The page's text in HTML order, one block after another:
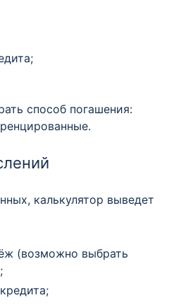
способ погашения:
калькулятор выведет
(возможно выбрать